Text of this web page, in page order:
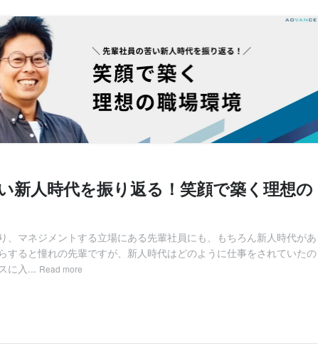
新人時代を振り返る！笑顔で築く理想の
、マネジメントする立場にある先輩社員にも、もちろん新人時代があ
すると憧れの先輩ですが、新人時代はどのように仕事をされていたの
に入... Read more